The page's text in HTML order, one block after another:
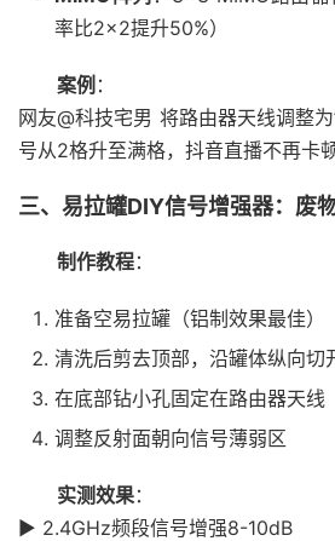
率比2×2提升50%）
案例 ：
网友@科技宅男 将路由器天线调整
号从2格升至满格，抖音直播不再卡顿
三、易拉罐DIY信号增强器：废
制作教程：
准备空易拉罐（铝制效果最佳）
清洗后剪去顶部，沿罐体纵向切
在底部钻小孔固定在路由器天线
调整反射面朝向信号薄弱区
实测效果：
▶️ 2.4GHz频段信号增强8-10dB